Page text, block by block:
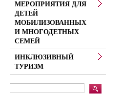
МЕРОПРИЯТИЯ ДЛЯ
ДЕТЕЙ
МОБИЛИЗОВАННЫХ
И МНОГОДЕТНЫХ
СЕМЕЙ
ИНКЛЮЗИВНЫЙ
ТУРИЗМ